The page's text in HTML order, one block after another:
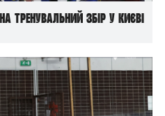
тренувальний збір у Києві